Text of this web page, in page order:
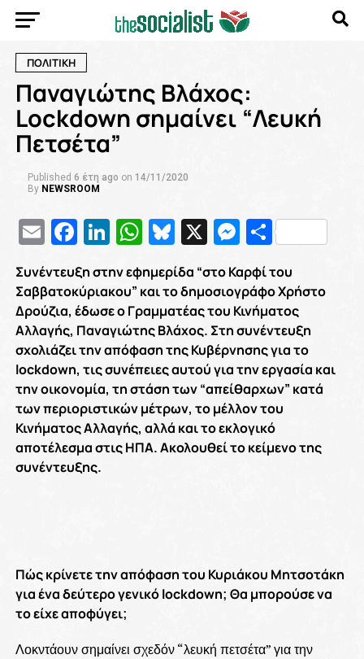
ΠΟΛΙΤΙΚΗ
Παναγιώτης Βλάχος:
Lockdown σημαίνει “Λευκή
Πετσέτα”
Published 6 έτη ago on 14/11/2020
By NEWSROOM
EmailFacebook
LinkedIn
WhatsApp
Bluesky
X
Συνέντευξη στην εφημερίδα “στο Καρφί του
Σαββατοκύριακου” και το δημοσιογράφο Χρήστο
Δρούζια, έδωσε ο Γραμματέας του Κινήματος
Αλλαγής, Παναγιώτης Βλάχος. Στη συνέντευξη
σχολιάζει την απόφαση της Κυβέρνησης για το
lockdown, τις συνέπειες αυτού για την εργασία και
την οικονομία, τη στάση των “απείθαρχων” κατά
των περιοριστικών μέτρων, το μέλλον του
Κινήματος Αλλαγής, αλλά και το εκλογικό
αποτέλεσμα στις ΗΠΑ. Ακολουθεί το κείμενο της
συνέντευξης.
Πώς κρίνετε την απόφαση του Κυριάκου Μητσοτάκη
για ένα δεύτερο γενικό lockdown; Θα μπορούσε να
το είχε αποφύγει;
Λοκντάουν σημαίνει σχεδόν “λευκή πετσέτα” για την